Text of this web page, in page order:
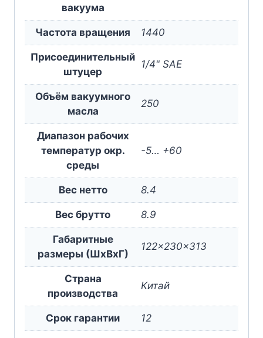
вакуума
Частота вращения 1440
Присоединительный
штуцер
1/4" SAE
Объём вакуумного
масла
250
Диапазон рабочих
температур окр.
среды
-5… +60
Вес нетто 8.4
Вес брутто 8.9
Габаритные
размеры (ШxВxГ)
122x230x313
Страна
производства
Китай
Срок гарантии 12